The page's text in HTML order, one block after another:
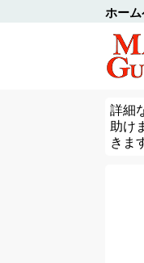
ホー
詳細
助け
きま